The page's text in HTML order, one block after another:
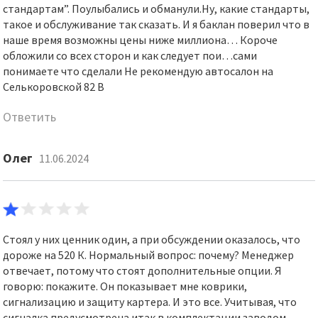
стандартам”. Поулыбались и обманули.Ну, какие стандарты,
такое и обслуживание так сказать. И я баклан поверил что в
наше время возможны цены ниже миллиона… Короче
обложили со всех сторон и как следует пои…сами
понимаете что сделали Не рекомендую автосалон на
Селькоровской 82 В
Ответить
Олег 11.06.2024
Стоял у них ценник один, а при обсуждении оказалось, что
дороже на 520 К. Нормальный вопрос: почему? Менеджер
отвечает, потому что стоят дополнительные опции. Я
говорю: покажите. Он показывает мне коврики,
сигнализацию и защиту картера. И это все. Учитывая, что